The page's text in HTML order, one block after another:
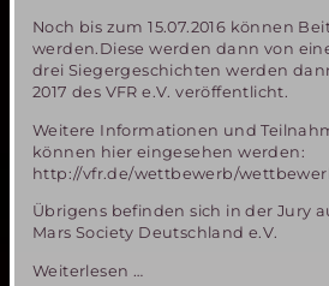
Noch bis zum 15.07.2016 können
werden.Diese werden dann von
drei Siegergeschichten werden
2017 des VFR e.V. veröffentlicht.
Weitere Informationen und
können hier eingesehen werden:
http://vfr.de/wettbewerb/
Übrigens befinden sich in der Jury
Mars Society Deutschland e.V.
Weiterlesen …